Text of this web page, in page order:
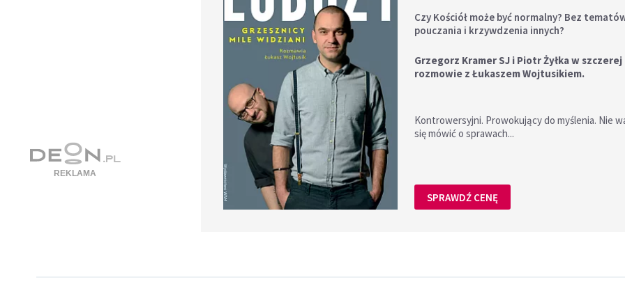
Czy Kościół może być normalny? Bez
pouczania i krzywdzenia innych?
Grzegorz Kramer SJ i Piotr Żyłka w szczerej
rozmowie z Łukaszem Wojtusikiem.
Kontrowersyjni. Prowokujący do myślenia. Nie
się mówić o sprawach...
SPRAWDŹ CENĘ